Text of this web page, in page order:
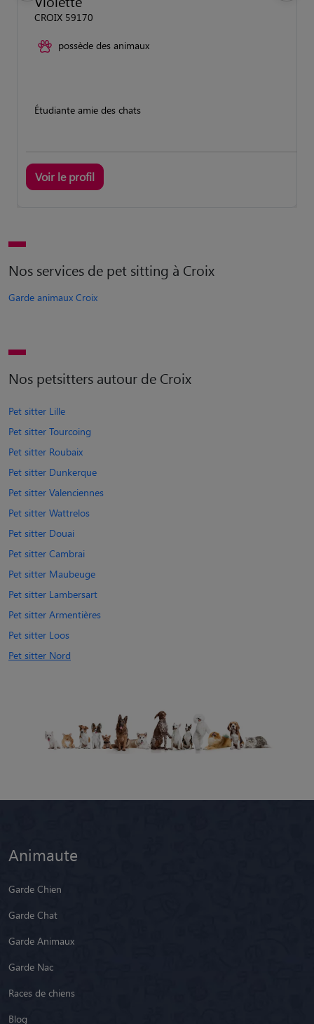
CROIX 59170
possède des animaux
Étudiante amie des chats
Voir le profil
Nos services de pet sitting à Croix
Garde animaux Croix
Nos petsitters autour de Croix
Pet sitter Lille
Pet sitter Tourcoing
Pet sitter Roubaix
Pet sitter Dunkerque
Pet sitter Valenciennes
Pet sitter Wattrelos
Pet sitter Douai
Pet sitter Cambrai
Pet sitter Maubeuge
Pet sitter Lambersart
Pet sitter Armentières
Pet sitter Loos
Pet sitter Nord
Animaute
Garde Chien
Garde Chat
Garde Animaux
Garde Nac
Races de chiens
Blog